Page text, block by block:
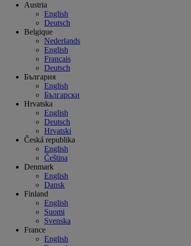
Austria
English
Deutsch
Belgique
Nederlands
English
Français
Deutsch
България
English
Български
Hrvatska
English
Deutsch
Hrvatski
Česká republika
English
Čeština
Denmark
English
Dansk
Finland
English
Suomi
Svenska
France
English